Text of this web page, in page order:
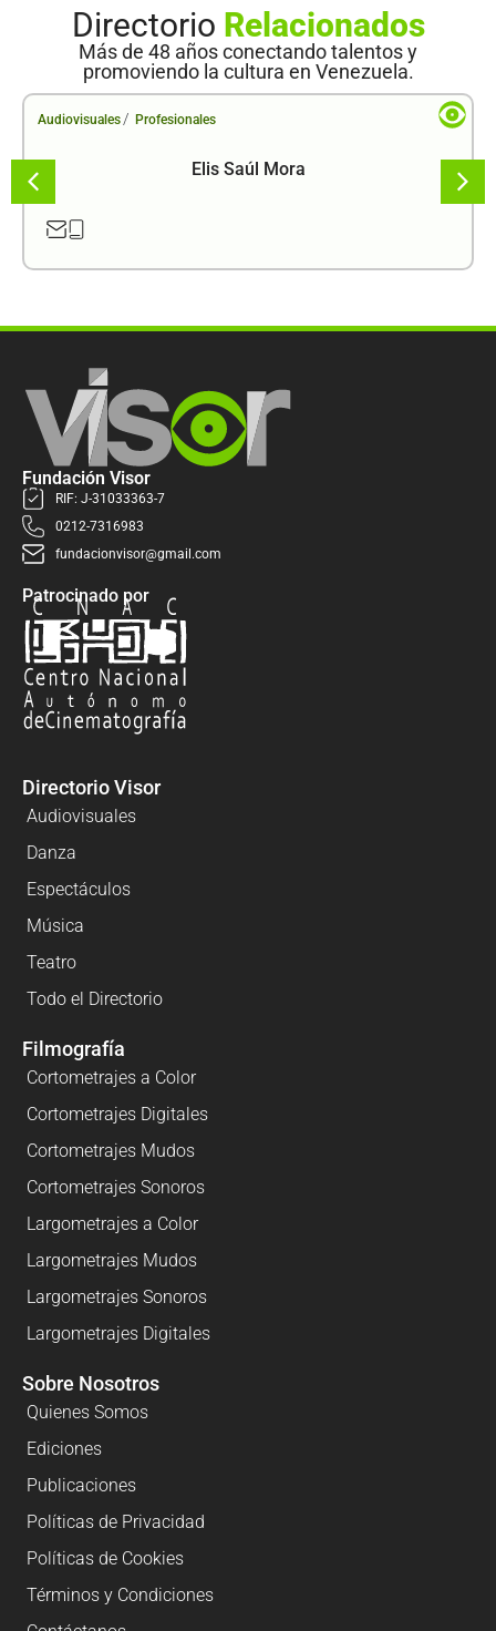
Directorio Relacionados
Más de 48 años conectando talentos y
promoviendo la cultura en Venezuela.
Audiovisuales / Profesionales
Elis Saúl Mora
Fundación Visor
RIF: J-31033363-7
0212-7316983
fundacionvisor@gmail.com
Patrocinado por
Directorio Visor
Audiovisuales
Danza
Espectáculos
Música
Teatro
Todo el Directorio
Filmografía
Cortometrajes a Color
Cortometrajes Digitales
Cortometrajes Mudos
Cortometrajes Sonoros
Largometrajes a Color
Largometrajes Mudos
Largometrajes Sonoros
Largometrajes Digitales
Sobre Nosotros
Quienes Somos
Ediciones
Publicaciones
Políticas de Privacidad
Políticas de Cookies
Términos y Condiciones